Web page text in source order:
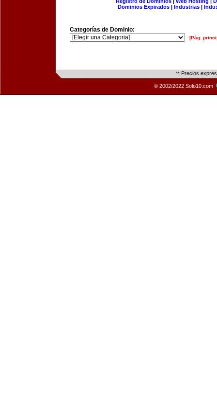
Dominios Expirados | Industrias |
Categorías de Dominio:
[Pág.
** Precios
© 2002/2022 Solo10.com